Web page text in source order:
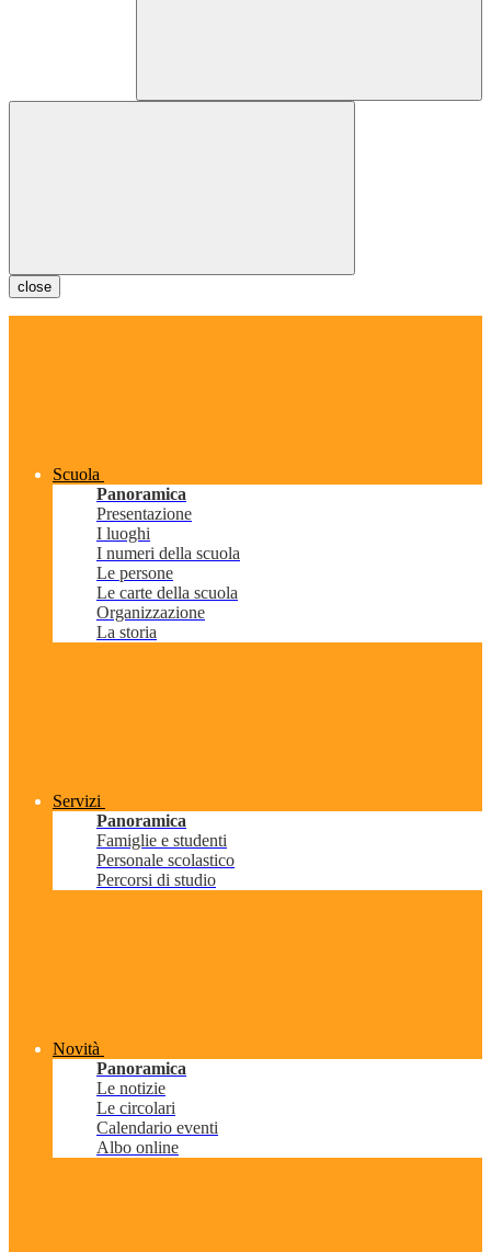
close
Scuola
Panoramica
Presentazione
I luoghi
I numeri della scuola
Le persone
Le carte della scuola
Organizzazione
La storia
Servizi
Panoramica
Famiglie e studenti
Personale scolastico
Percorsi di studio
Novità
Panoramica
Le notizie
Le circolari
Calendario eventi
Albo online